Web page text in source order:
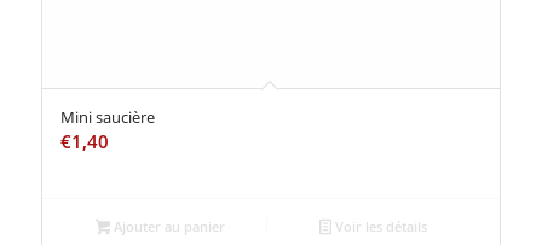
Mini saucière
€1,40
Ajouter au panier Voir les détails